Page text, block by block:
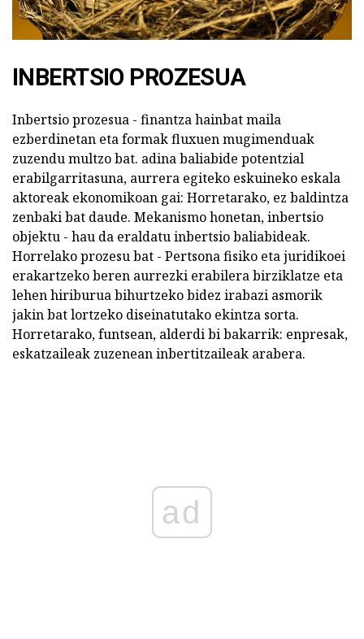
INBERTSIO PROZESUA
Inbertsio prozesua - finantza hainbat maila
ezberdinetan eta formak fluxuen mugimenduak
zuzendu multzo bat. adina baliabide potentzial
erabilgarritasuna, aurrera egiteko eskuineko eskala
aktoreak ekonomikoan gai: Horretarako, ez baldintza
zenbaki bat daude. Mekanismo honetan, inbertsio
objektu - hau da eraldatu inbertsio baliabideak.
Horrelako prozesu bat - Pertsona fisiko eta juridikoei
erakartzeko beren aurrezki erabilera birziklatze eta
lehen hiriburua bihurtzeko bidez irabazi asmorik
jakin bat lortzeko diseinatutako ekintza sorta.
Horretarako, funtsean, alderdi bi bakarrik: enpresak,
eskatzaileak zuzenean inbertitzaileak arabera.
ad